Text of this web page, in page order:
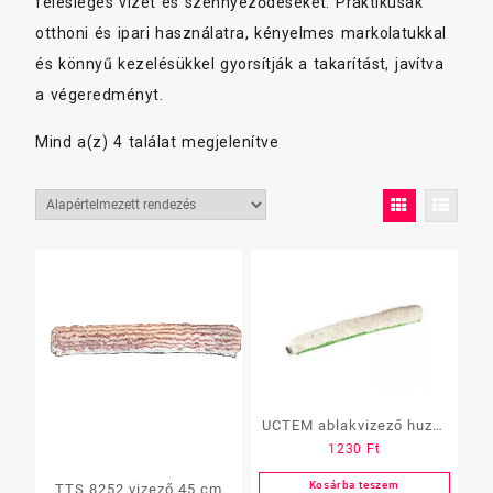
otthoni és ipari használatra, kényelmes markolatukkal
és könnyű kezelésükkel gyorsítják a takarítást, javítva
a végeredményt.
Mind a(z) 4 találat megjelenítve
TTS 8252 vizező 45 cm
UCTEM ablakvizező huzat
35cm
1230 Ft
Kosárba teszem